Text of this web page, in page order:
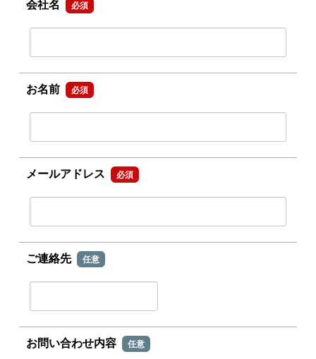
会社名 必須
お名前 必須
メールアドレス 必須
ご連絡先 任意
お問い合わせ内容 任意